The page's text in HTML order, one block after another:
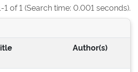
1 of 1 (Search time: 0.001 seconds).
Author(s)